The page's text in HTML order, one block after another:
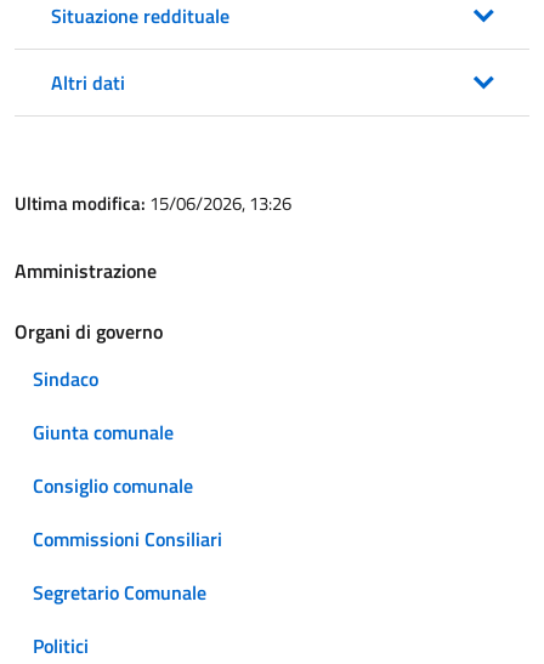
Situazione reddituale
Altri dati
Ultima modifica: 15/06/2026, 13:26
Amministrazione
Organi di governo
Sindaco
Giunta comunale
Consiglio comunale
Commissioni Consiliari
Segretario Comunale
Politici